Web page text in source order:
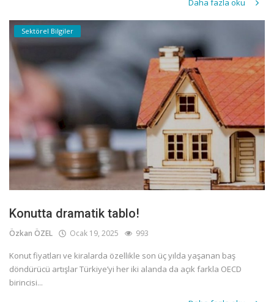
Daha fazla oku
Sektörel Bilgiler
Konutta dramatik tablo!
Özkan ÖZEL Ocak 19, 2025 993
Konut fiyatları ve kiralarda özellikle son üç yılda yaşanan baş
döndürücü artışlar Türkiye’yi her iki alanda da açık farkla OECD
birincisi...